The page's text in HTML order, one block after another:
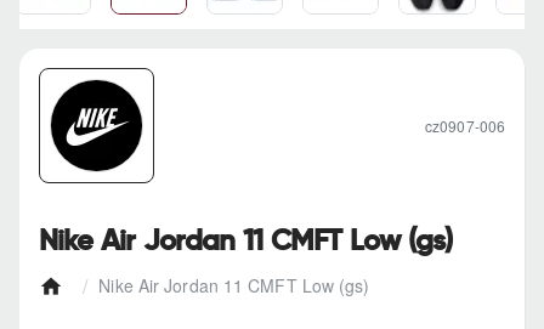
Nike Air Jordan 11 CMFT Low (gs)
Nike Air Jordan 11 CMFT Low (gs)
cz0907-006